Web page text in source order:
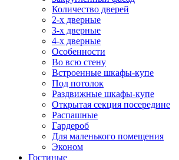
Количество дверей
2-х дверные
3-х дверные
4-х дверные
Особенности
Во всю стену
Встроенные шкафы-купе
Под потолок
Раздвижные шкафы-купе
Открытая секция посередине
Распашные
Гардероб
Для маленького помещения
Эконом
Гостиные